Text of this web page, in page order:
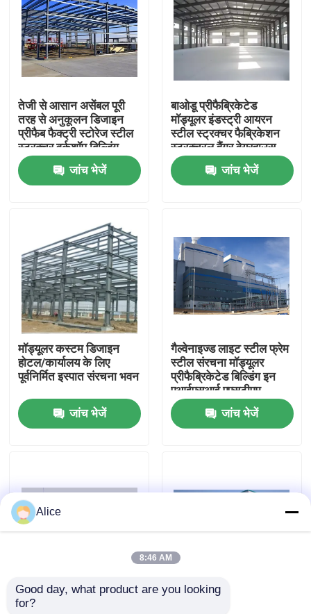
उत्पादों
हमारे बारे में
कारखाना भ्रमण
गुणवत्ता नियंत्रण
संपर्क करें
इस्पात संरचना भवन
इस्पात संरचना कार्यशाला
तेजी से आसान असेंबल पूरी
तरह से अनुकूलन डिजाइन
प्रीफैब फैक्ट्री स्टोरेज स्टील
स्ट्रक्चर वर्कशॉप बिल्डिंग
जांच भेजें
बाओडू प्रीफैब्रिकेटेड
मॉड्यूलर इंडस्ट्री आयरन
स्टील स्ट्रक्चर फैब्रिकेशन
स्ट्रक्चरल हैंगर वेयरहाउस
बिल्डिंग फॉर वर्कशॉप
जांच भेजें
मॉड्यूलर कस्टम डिजाइन
होटल/कार्यालय के लिए
पूर्वनिर्मित इस्पात संरचना भवन
जांच भेजें
गैल्वेनाइज्ड लाइट स्टील फ्रेम
स्टील संरचना मॉड्यूलर
प्रीफैब्रिकेटेड बिल्डिंग इन
एआईएसआई एएसटीएम
डीआईएन जेआईएस जीबी
मानक
जांच भेजें
मॉड्यूलर प्रीफैब्रिकेटेड स्टील
वेयरहाउस
अनुकूलित सेवा मॉड्यूलर
Alice
8:46 AM
Good day, what product are you looking
for?